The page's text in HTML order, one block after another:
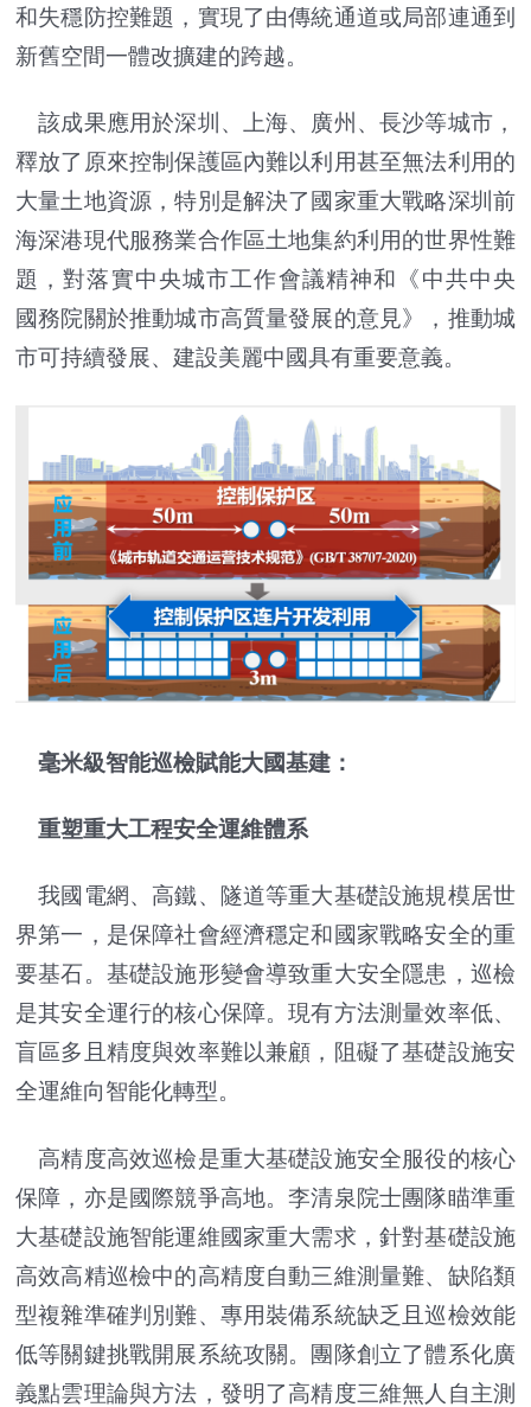
和失穩防控難題，實現了由傳統通道或局部連通到
新舊空間一體改擴建的跨越。
該成果應用於深圳、上海、廣州、長沙等城市，
釋放了原來控制保護區內難以利用甚至無法利用的
大量土地資源，特別是解決了國家重大戰略深圳前
海深港現代服務業合作區土地集約利用的世界性難
題，對落實中央城市工作會議精神和《中共中央
國務院關於推動城市高質量發展的意見》，推動城
市可持續發展、建設美麗中國具有重要意義。
毫米級智能巡檢賦能大國基建：
重塑重大工程安全運維體系
我國電網、高鐵、隧道等重大基礎設施規模居世
界第一，是保障社會經濟穩定和國家戰略安全的重
要基石。基礎設施形變會導致重大安全隱患，巡檢
是其安全運行的核心保障。現有方法測量效率低、
盲區多且精度與效率難以兼顧，阻礙了基礎設施安
全運維向智能化轉型。
高精度高效巡檢是重大基礎設施安全服役的核心
保障，亦是國際競爭高地。李清泉院士團隊瞄準重
大基礎設施智能運維國家重大需求，針對基礎設施
高效高精巡檢中的高精度自動三維測量難、缺陷類
型複雜準確判別難、專用裝備系統缺乏且巡檢效能
低等關鍵挑戰開展系統攻關。團隊創立了體系化廣
義點雲理論與方法，發明了高精度三維無人自主測